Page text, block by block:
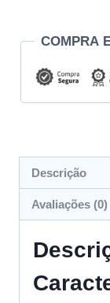
COMPRA
Descrição
Avaliações (0)